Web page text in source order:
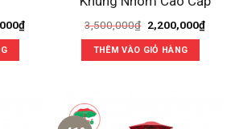
₫Giá
hiện
3,500,000₫ Giá
gốc
là:
3,500,000₫.
2,200,000₫Giá
hiện
THÊM VÀO GIỎ HÀNG